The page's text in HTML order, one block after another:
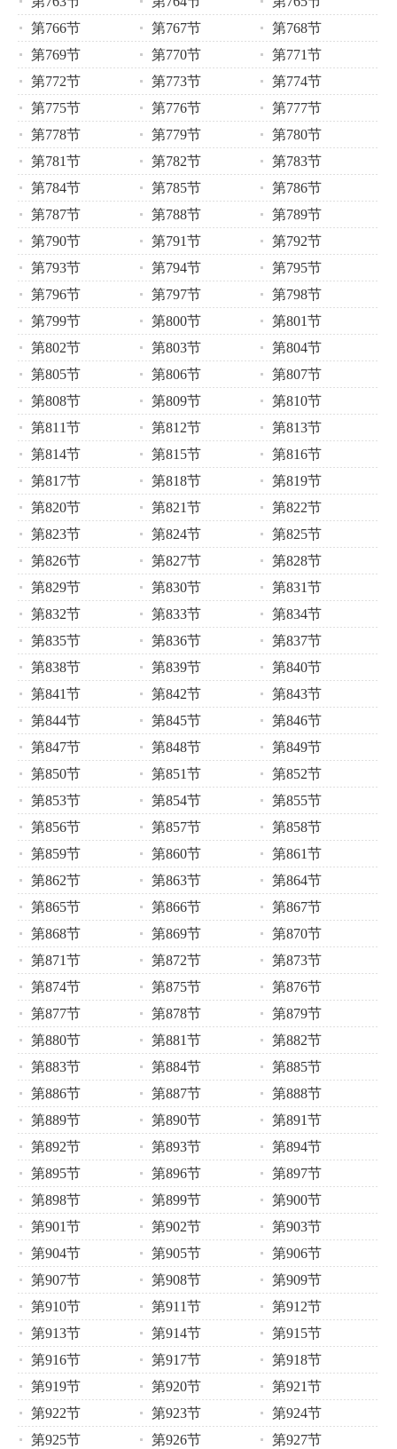
第766节
第767节
第768节
第769节
第770节
第771节
第772节
第773节
第774节
第775节
第776节
第777节
第778节
第779节
第780节
第781节
第782节
第783节
第784节
第785节
第786节
第787节
第788节
第789节
第790节
第791节
第792节
第793节
第794节
第795节
第796节
第797节
第798节
第799节
第800节
第801节
第802节
第803节
第804节
第805节
第806节
第807节
第808节
第809节
第810节
第811节
第812节
第813节
第814节
第815节
第816节
第817节
第818节
第819节
第820节
第821节
第822节
第823节
第824节
第825节
第826节
第827节
第828节
第829节
第830节
第831节
第832节
第833节
第834节
第835节
第836节
第837节
第838节
第839节
第840节
第841节
第842节
第843节
第844节
第845节
第846节
第847节
第848节
第849节
第850节
第851节
第852节
第853节
第854节
第855节
第856节
第857节
第858节
第859节
第860节
第861节
第862节
第863节
第864节
第865节
第866节
第867节
第868节
第869节
第870节
第871节
第872节
第873节
第874节
第875节
第876节
第877节
第878节
第879节
第880节
第881节
第882节
第883节
第884节
第885节
第886节
第887节
第888节
第889节
第890节
第891节
第892节
第893节
第894节
第895节
第896节
第897节
第898节
第899节
第900节
第901节
第902节
第903节
第904节
第905节
第906节
第907节
第908节
第909节
第910节
第911节
第912节
第913节
第914节
第915节
第916节
第917节
第918节
第919节
第920节
第921节
第922节
第923节
第924节
第925节
第926节
第927节